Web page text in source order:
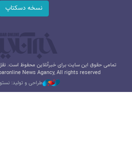
نسخه دسکتاپ
تمامی حقوق این سایت برای خبرآنلاین محفوظ است.
News Agancy, All rights reserved
طراحی و تولید: